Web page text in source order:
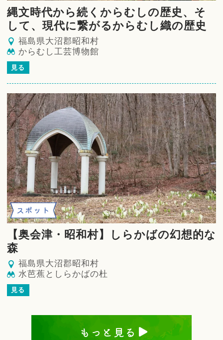
縄文時代から続くからむしの歴史、そ
して、現代に繋がるからむし織の歴史
福島県大沼郡昭和村
からむし工芸博物館
見る
スポット
【奥会津・昭和村】しらかばの幻想的な
森
福島県大沼郡昭和村
水芭蕉としらかばの杜
見る
もっと見る